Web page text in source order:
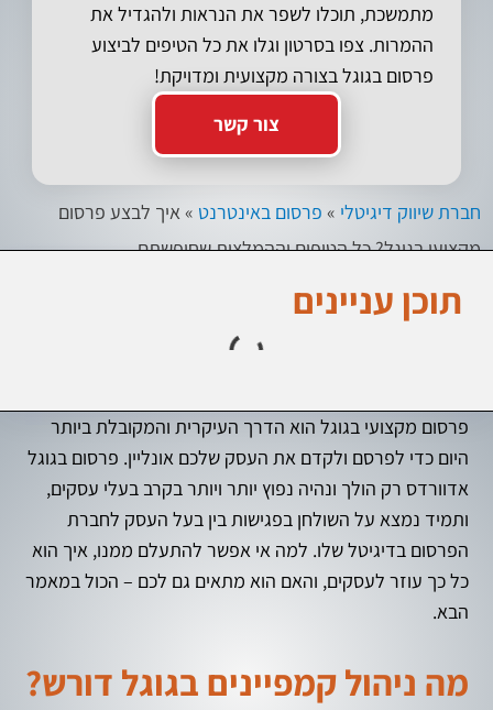
מתמשכת, תוכלו לשפר את הנראות ולהגדיל את
ההמרות. צפו בסרטון וגלו את כל הטיפים לביצוע
פרסום בגוגל בצורה מקצועית ומדויקת!
צור קשר
חברת שיווק דיגיטלי » פרסום באינטרנט »איך לבצע פרסום
מקצועי בגוגל? כל הטיפים וההמלצות שחיפשתם
תוכן עניינים
פרסום מקצועי בגוגל הוא הדרך העיקרית והמקובלת ביותר
היום כדי לפרסם ולקדם את העסק שלכם אונליין. פרסום בגוגל
אדוורדס רק הולך ונהיה נפוץ יותר ויותר בקרב בעלי עסקים,
ותמיד נמצא על השולחן בפגישות בין בעל העסק לחברת
הפרסום בדיגיטל שלו. למה אי אפשר להתעלם ממנו, איך הוא
כל כך עוזר לעסקים, והאם הוא מתאים גם לכם – הכול במאמר
הבא.
מה ניהול קמפיינים בגוגל דורש?